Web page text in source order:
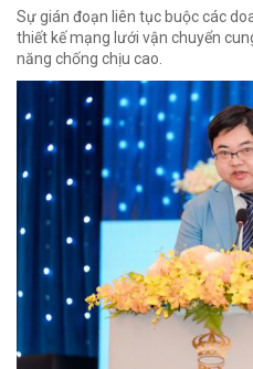
Sự gián đoạn liên tục buộc các
thiết kế mạng lưới vận chuyển
năng chống chịu cao.